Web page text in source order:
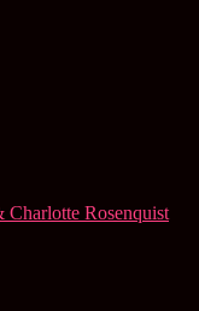
Charlotte Rosenquist